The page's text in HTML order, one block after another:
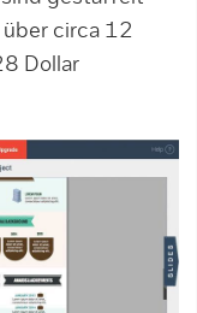
über circa 12
Dollar